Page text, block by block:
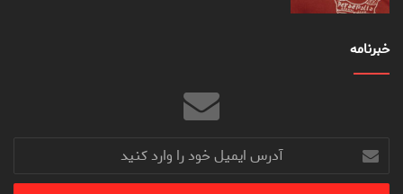
خبرنامه
آدرس
ایمیل
خود